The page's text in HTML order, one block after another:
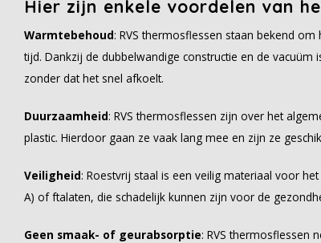
Hier zijn enkele voordelen van
Warmtebehoud: RVS thermosflessen staan bekend
tijd. Dankzij de dubbelwandige constructie en de
zonder dat het snel afkoelt.
Duurzaamheid: RVS thermosflessen zijn over het
plastic. Hierdoor gaan ze vaak lang mee en zijn ze
Veiligheid: Roestvrij staal is een veilig materiaal voor
A) of ftalaten, die schadelijk kunnen zijn voor de
Geen smaak- of geurabsorptie: RVS thermosflessen